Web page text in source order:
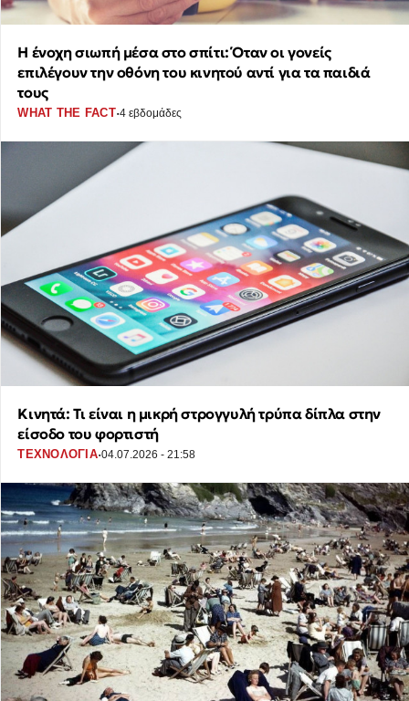
Η ένοχη σιωπή μέσα στο σπίτι: Όταν οι γονείς
επιλέγουν την οθόνη του κινητού αντί για τα παιδιά
τους
WHAT THE FACT·4 εβδομάδες
Κινητά: Τι είναι η μικρή στρογγυλή τρύπα δίπλα στην
είσοδο του φορτιστή
ΤΕΧΝΟΛΟΓΙΑ·04.07.2026 - 21:58